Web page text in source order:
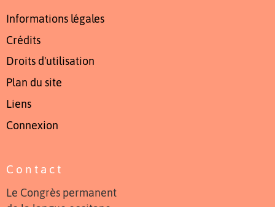
Informations légales
Crédits
Droits d'utilisation
Plan du site
Liens
Connexion
Contact
Le Congrès permanent